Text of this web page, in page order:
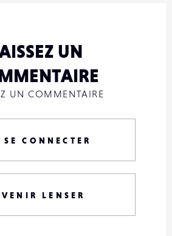
UN
UN COMMENTAIRE
SE CONNECTER
LENSER